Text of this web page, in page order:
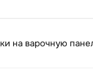
на варочную